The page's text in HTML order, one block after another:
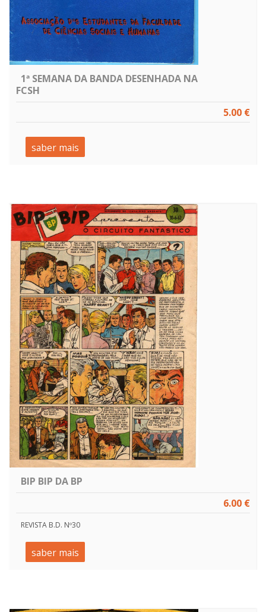
1ª SEMANA DA BANDA DESENHADA NA
FCSH
5.00 €
saber mais
BIP BIP DA BP
6.00 €
REVISTA B.D. Nº30
saber mais